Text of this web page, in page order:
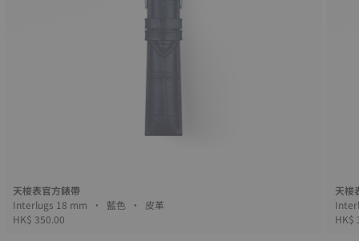
天梭表官方錶帶
Interlugs 18 mm • 藍色 • 皮革
HK$ 350.00
天梭
HK$